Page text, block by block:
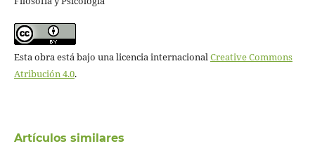
Esta obra está bajo una licencia internacionalCreative Commons
Atribución 4.0.
Artículos similares